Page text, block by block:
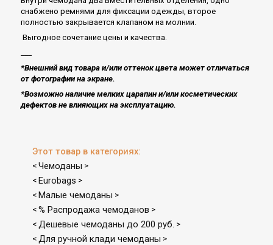
снабжено ремнями для фиксации одежды, второе
полностью закрывается клапаном на молнии.
Выгодное сочетание цены и качества.
*Внешний вид товара и/или оттенок цвета может отличаться
от фотографии на экране.
*Возможно наличие мелких царапин и/или косметических
дефектов не влияющих на эксплуатацию​.
Этот товар в категориях:
< Чемоданы >
< Eurobags >
< Малые чемоданы >
< % Распродажа чемоданов >
< Дешевые чемоданы до 200 руб. >
< Для ручной клади чемоданы >